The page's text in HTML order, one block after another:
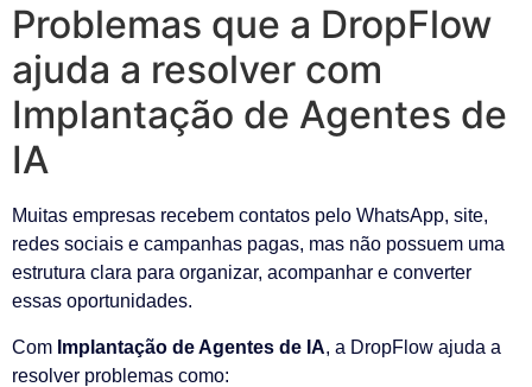
Problemas que a DropFlow
ajuda a resolver com
Implantação de Agentes de
IA
Muitas empresas recebem contatos pelo WhatsApp, site,
redes sociais e campanhas pagas, mas não possuem uma
estrutura clara para organizar, acompanhar e converter
essas oportunidades.
Com Implantação de Agentes de IA, a DropFlow ajuda a
resolver problemas como: